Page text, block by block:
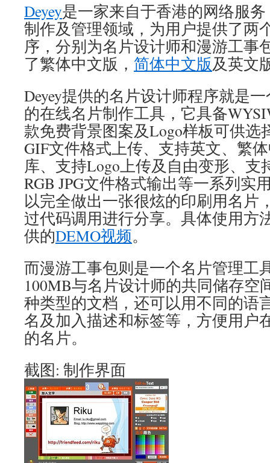
Deyey是一家来自于香港的网络服
制作及管理领域，为用户提供了两
序，分别为名片设计师和漫游工事
了繁体中文版， 简体中文版及英文
Deyey提供的名片设计师程序就是
的在线名片制作工具，它具备
款免费背景图案及Logo样板可供选
GIF文件格式上传、支持英文、繁
库、支持Logo上传及自由变形、支
RGB JPG文件格式输出等一系列实
以完全做出一张很炫的印刷用名片
过代码调用进行分享。具体使用方
供的DEMO视频。
而漫游工事包则是一个名片管理工
100MB与名片设计师的共同储存空
种类型的文档，还可以用不同的语
名及加入描述和标签等，方便用户
的名片。
截图: 制作界面